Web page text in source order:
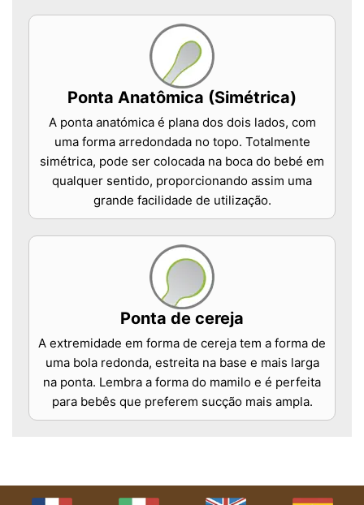
Ponta Anatômica (Simétrica)
A ponta anatómica é plana dos dois lados, com
uma forma arredondada no topo. Totalmente
simétrica, pode ser colocada na boca do bebé em
qualquer sentido, proporcionando assim uma
grande facilidade de utilização.
Ponta de cereja
A extremidade em forma de cereja tem a forma de
uma bola redonda, estreita na base e mais larga
na ponta. Lembra a forma do mamilo e é perfeita
para bebês que preferem sucção mais ampla.